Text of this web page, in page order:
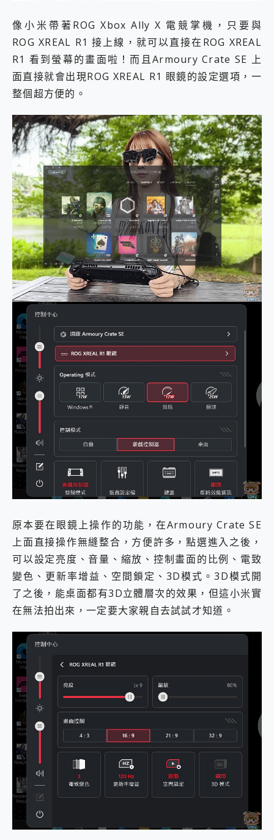
像小米帶著ROG Xbox Ally X 電競掌機，只要與
ROG XREAL R1 接上線，就可以直接在ROG XREAL
R1 看到螢幕的畫面啦！而且Armoury Crate SE 上
面直接就會出現ROG XREAL R1 眼鏡的設定選項，一
整個超方便的。
原本要在眼鏡上操作的功能，在Armoury Crate SE
上面直接操作無縫整合，方便許多，點選進入之後，
可以設定亮度、音量、縮放、控制畫面的比例、電致
變色、更新率增益、空間鎖定、3D模式。3D模式開
了之後，能桌面都有3D立體層次的效果，但這小米實
在無法拍出來，一定要大家親自去試試才知道。